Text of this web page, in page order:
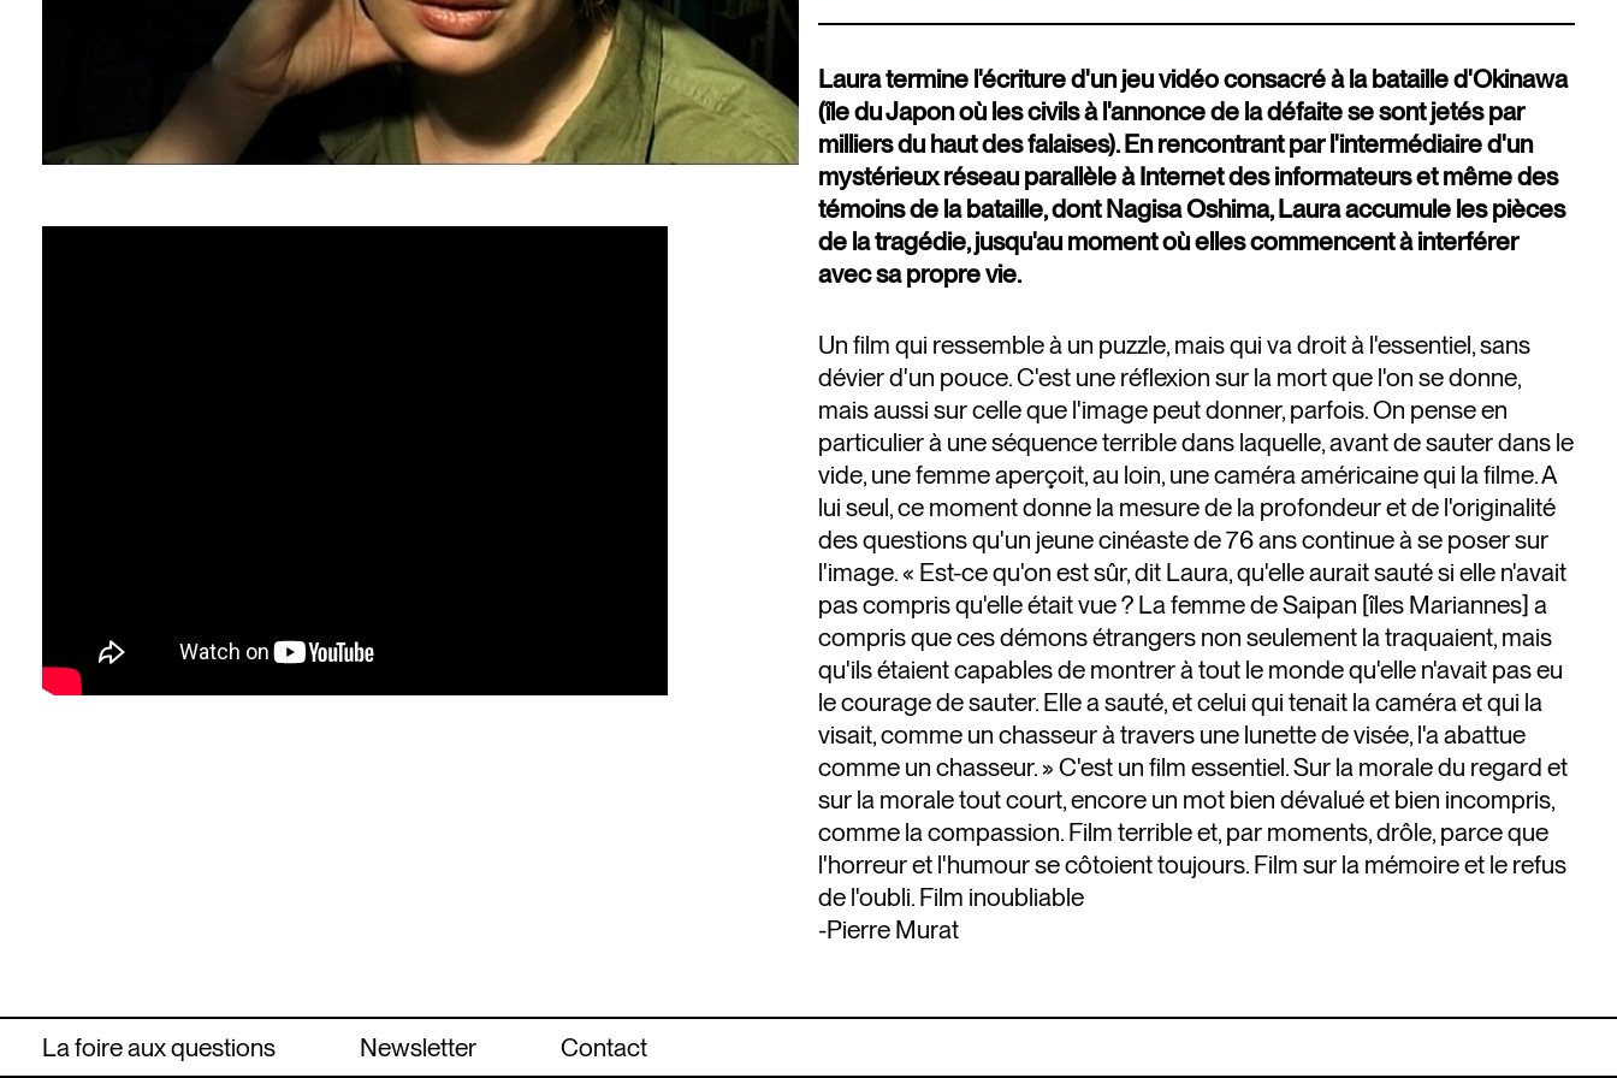
Laura termine l'écriture d'un jeu vidéo consacré à la bataille d'Okinawa
(île du Japon où les civils à l'annonce de la défaite se sont jetés par
milliers du haut des falaises). En rencontrant par l'intermédiaire d'un
mystérieux réseau parallèle à Internet des informateurs et même des
témoins de la bataille, dont Nagisa Oshima, Laura accumule les pièces
de la tragédie, jusqu'au moment où elles commencent à interférer
avec sa propre vie.
Un film qui ressemble à un puzzle, mais qui va droit à l'essentiel, sans
dévier d'un pouce. C'est une réflexion sur la mort que l'on se donne,
mais aussi sur celle que l'image peut donner, parfois. On pense en
particulier à une séquence terrible dans laquelle, avant de sauter dans le
vide, une femme aperçoit, au loin, une caméra américaine qui la filme. A
lui seul, ce moment donne la mesure de la profondeur et de l'originalité
des questions qu'un jeune cinéaste de 76 ans continue à se poser sur
l'image. « Est-ce qu'on est sûr, dit Laura, qu'elle aurait sauté si elle n'avait
pas compris qu'elle était vue ? La femme de Saipan [îles Mariannes] a
compris que ces démons étrangers non seulement la traquaient, mais
qu'ils étaient capables de montrer à tout le monde qu'elle n'avait pas eu
le courage de sauter. Elle a sauté, et celui qui tenait la caméra et qui la
visait, comme un chasseur à travers une lunette de visée, l'a abattue
comme un chasseur. » C'est un film essentiel. Sur la morale du regard et
sur la morale tout court, encore un mot bien dévalué et bien incompris,
comme la compassion. Film terrible et, par moments, drôle, parce que
l'horreur et l'humour se côtoient toujours. Film sur la mémoire et le refus
de l'oubli. Film inoubliable
-Pierre Murat
La foire aux questions Newsletter Contact